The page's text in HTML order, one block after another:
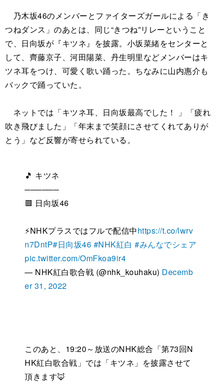
乃木坂46のメンバーとファイターズガールによる「き
つねダンス」のあとは、同じ“きつね”リレーということ
で、日向坂が『キツネ』を披露。小坂菜緒をセンターと
して、齊藤京子、河田陽菜、丹生明里などメンバーはキ
ツネ耳をつけ、可愛く歌い踊った。ちなみに山内惠介も
バックで踊っていた。
ネットでは「キツネ耳、日向坂最高でした！ 」「疲れ
吹き飛びました」「年末まで笑顔にさせてくれてありが
とう」など反響が寄せられている。
🎵 キツネ
──────
🟥 日向坂46
⚡NHKプラスではフルで配信中https://t.co/lwrv
n7DntP#日向坂46 #NHK紅白 #みんなでシェア
pic.twitter.com/OmFkoa9ir4
— NHK紅白歌合戦 (@nhk_kouhaku) Decemb
er 31, 2022
このあと、19:20～放送のNHK総合「第73回N
HK紅白歌合戦」では「キツネ」を披露させて
頂きます🦊